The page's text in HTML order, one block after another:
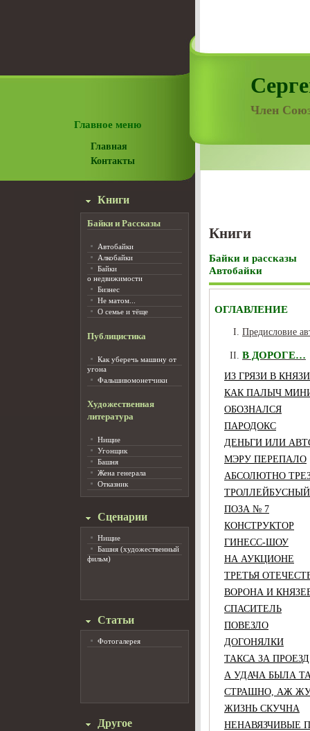
Главное меню
Главная
Контакты
Книги
Байки и Рассказы
Автобайки
Алкобайки
Байки
о недвижимости
Бизнес
Не матом...
О семье и тёще
Публицистика
Как уберечь машину от
угона
Фальшивомонетчики
Художественная
литература
Нищие
Угонщик
Башня
Жена генерала
Отказник
Сценарии
Нищие
Башня (художественный
фильм)
Статьи
Фотогалерея
Другое
Член
Книги
Байки и рассказы
Автобайки
ОГЛАВЛЕНИЕ
Предисловие
В ДОРОГЕ…
ИЗ ГРЯЗИ В КНЯЗИ
КАК ПАЛЫЧ
ОБОЗНАЛСЯ
ПАРОДОКС
ДЕНЬГИ ИЛИ
МЭРУ ПЕРЕПАЛО
АБСОЛЮТНО
ПОЗА № 7
КОНСТРУКТОР
ГИНЕСС-ШОУ
НА АУКЦИОНЕ
ТРЕТЬЯ
ВОРОНА И
СПАСИТЕЛЬ
ПОВЕЗЛО
ДОГОНЯЛКИ
ТАКСА ЗА ПРОЕЗД
А УДАЧА БЫЛА
СТРАШНО, АЖ
ЖИЗНЬ СКУЧНА
НЕНАВЯЗЧИВЫЕ